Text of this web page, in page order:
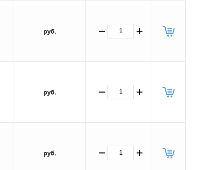
руб.
руб.
руб.